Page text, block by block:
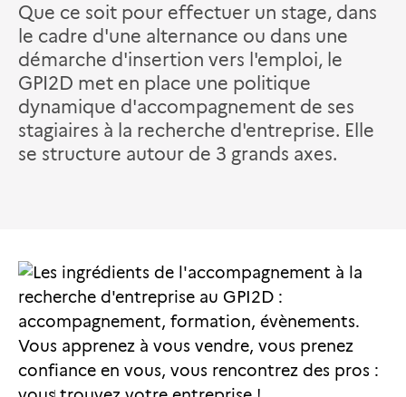
Que ce soit pour effectuer un stage, dans
le cadre d'une alternance ou dans une
démarche d'insertion vers l'emploi, le
GPI2D met en place une politique
dynamique d'accompagnement de ses
stagiaires à la recherche d'entreprise. Elle
se structure autour de 3 grands axes.